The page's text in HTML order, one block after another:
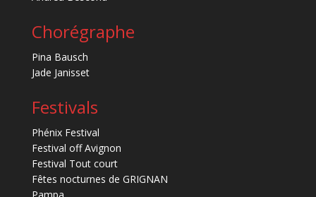
Chorégraphe
Pina Bausch
Jade Janisset
Festivals
Phénix Festival
Festival off Avignon
Festival Tout court
Fêtes nocturnes de GRIGNAN
Pampa